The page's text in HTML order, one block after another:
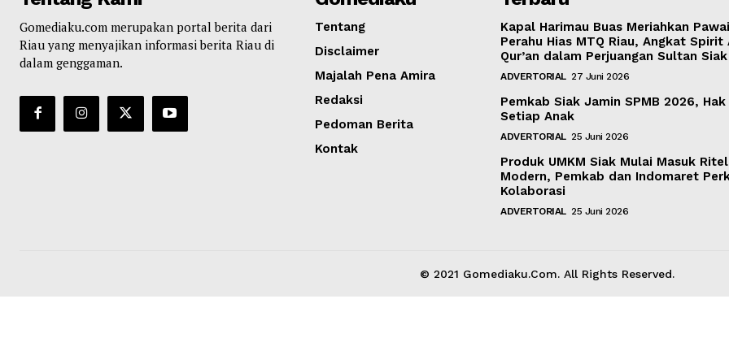
Gomediaku.com merupakan portal berita dari
Riau yang menyajikan informasi berita Riau di
dalam genggaman.
Tentang
Disclaimer
Majalah Pena Amira
Redaksi
Pedoman Berita
Kontak
Kapal Harimau Buas Meriahkan Pawai
Perahu Hias MTQ Riau, Angkat Spirit
Qur’an dalam Perjuangan Sultan Siak
ADVERTORIAL 27 Juni 2026
Pemkab Siak Jamin SPMB 2026, Hak
Setiap Anak
ADVERTORIAL 25 Juni 2026
Produk UMKM Siak Mulai Masuk Ritel
Modern, Pemkab dan Indomaret
Kolaborasi
ADVERTORIAL 25 Juni 2026
© 2021 Gomediaku.Com. All Rights Reserved.